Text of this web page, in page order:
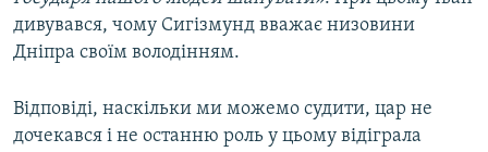
дивувався, чому Сигізмунд вважає низовини
Дніпра своїм володінням.
Відповіді, наскільки ми можемо судити, цар не
дочекався і не останню роль у цьому відіграла